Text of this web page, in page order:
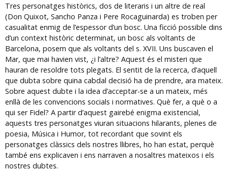
Tres personatges històrics, dos de literaris i un altre de real
(Don Quixot, Sancho Panza i Pere Rocaguinarda) es troben per
casualitat enmig de l’espessor d’un bosc. Una ficció possible dins
d’un context històric determinat, un bosc als voltants de
Barcelona, posem que als voltants del s. XVII. Uns buscaven el
Mar, que mai havien vist, ¿i l’altre? Aquest és el misteri que
hauran de resoldre tots plegats. El sentit de la recerca, d’aquell
que dubta sobre quina cabdal decisió ha de prendre, ara mateix.
Sobre aquest dubte i la idea d’acceptar-se a un mateix, més
enllà de les convencions socials i normatives. Què fer, a què o a
qui ser Fidel? A partir d’aquest gairebé enigma existencial,
aquests tres personatges viuran situacions hilarants, plenes de
poesia, Música i Humor, tot recordant que sovint els
personatges clàssics dels nostres llibres, ho han estat, perquè
també ens explicaven i ens narraven a nosaltres mateixos i els
nostres dubtes.